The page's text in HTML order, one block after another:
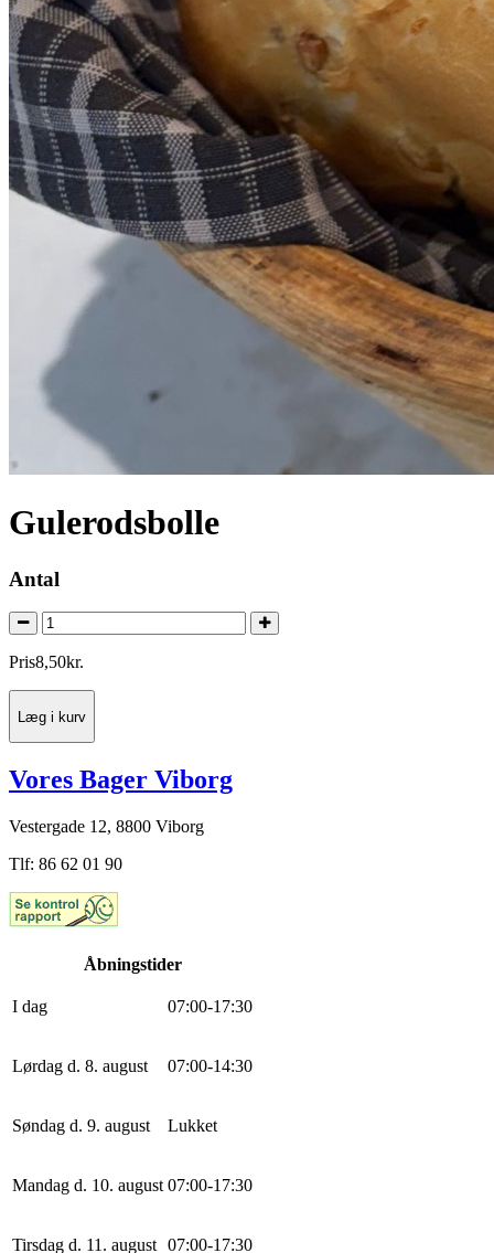
Gulerodsbolle
Antal
Pris8,50kr.
Læg i kurv
Vores Bager Viborg
Vestergade 12, 8800 Viborg
Tlf: 86 62 01 90
Åbningstider
I dag 07:00-17:30
Lørdag d. 8. august 07:00-14:30
Søndag d. 9. august Lukket
Mandag d. 10. august 07:00-17:30
Tirsdag d. 11. august 07:00-17:30